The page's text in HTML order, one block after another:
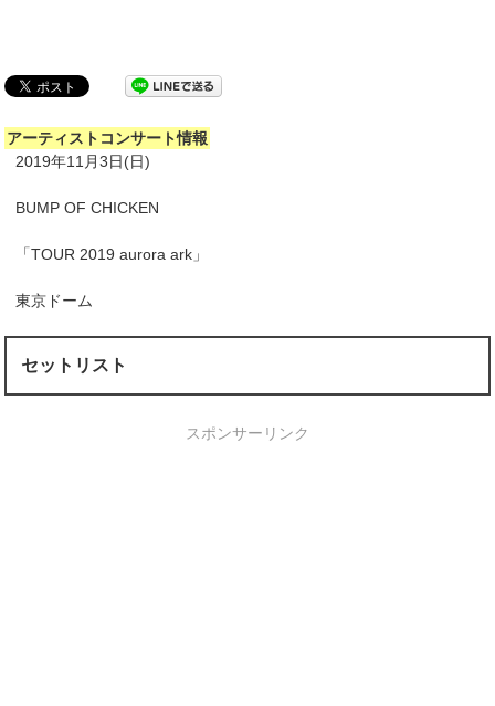
アーティストコンサート情報
2019年11月3日(日)
BUMP OF CHICKEN
「TOUR 2019 aurora ark」
東京ドーム
セットリスト
スポンサーリンク